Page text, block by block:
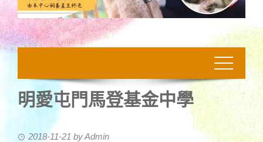
明愛屯門馬登基金中學
2018-11-21 byAdmin